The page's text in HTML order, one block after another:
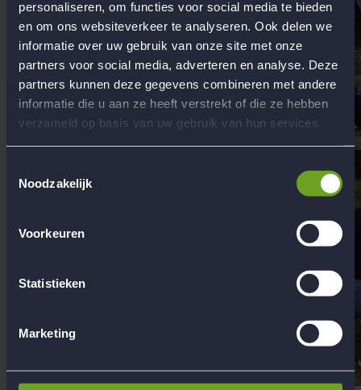
personaliseren, om functies voor social media te bieden
en om ons websiteverkeer te analyseren. Ook delen we
informatie over uw gebruik van onze site met onze
partners voor social media, adverteren en analyse. Deze
partners kunnen deze gegevens combineren met andere
informatie die u aan ze heeft verstrekt of die ze hebben
verzameld op basis van uw gebruik van hun services.
Noodzakelijk
Voorkeuren
Statistieken
Marketing